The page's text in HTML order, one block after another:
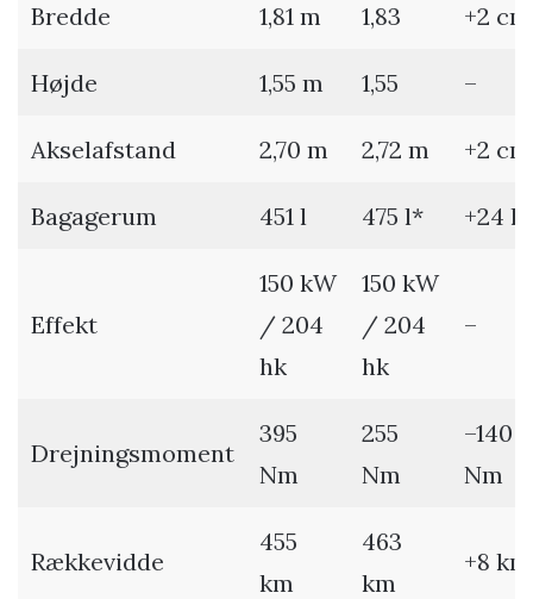
Bredde 1,81 m 1,83 +2 cm
Højde 1,55 m 1,55 –
Akselafstand 2,70 m 2,72 m +2 cm
Bagagerum 451 l 475 l* +24 l
Effekt
150 kW
/ 204
hk
150 kW
/ 204
hk
–
Drejningsmoment
395
Nm
255
Nm
–140
Nm
Rækkevidde
455
km
463
km
+8 km